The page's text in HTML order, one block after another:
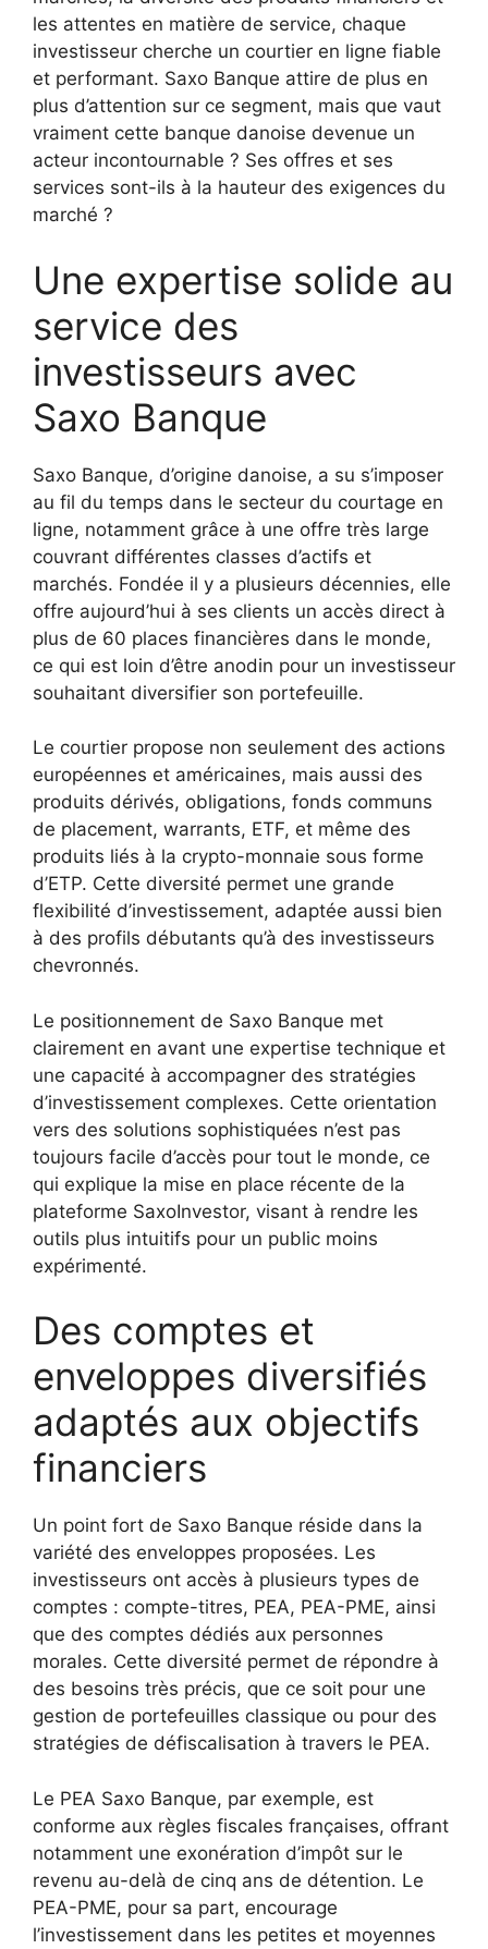
les attentes en matière de service, chaque
investisseur cherche un courtier en ligne fiable
et performant. Saxo Banque attire de plus en
plus d’attention sur ce segment, mais que vaut
vraiment cette banque danoise devenue un
acteur incontournable ? Ses offres et ses
services sont-ils à la hauteur des exigences du
marché ?
Une expertise solide au
service des
investisseurs avec
Saxo Banque
Saxo Banque, d’origine danoise, a su s’imposer
au fil du temps dans le secteur du courtage en
ligne, notamment grâce à une offre très large
couvrant différentes classes d’actifs et
marchés. Fondée il y a plusieurs décennies, elle
offre aujourd’hui à ses clients un accès direct à
plus de 60 places financières dans le monde,
ce qui est loin d’être anodin pour un investisseur
souhaitant diversifier son portefeuille.
Le courtier propose non seulement des actions
européennes et américaines, mais aussi des
produits dérivés, obligations, fonds communs
de placement, warrants, ETF, et même des
produits liés à la crypto-monnaie sous forme
d’ETP. Cette diversité permet une grande
flexibilité d’investissement, adaptée aussi bien
à des profils débutants qu’à des investisseurs
chevronnés.
Le positionnement de Saxo Banque met
clairement en avant une expertise technique et
une capacité à accompagner des stratégies
d’investissement complexes. Cette orientation
vers des solutions sophistiquées n’est pas
toujours facile d’accès pour tout le monde, ce
qui explique la mise en place récente de la
plateforme SaxoInvestor, visant à rendre les
outils plus intuitifs pour un public moins
expérimenté.
Des comptes et
enveloppes diversifiés
adaptés aux objectifs
financiers
Un point fort de Saxo Banque réside dans la
variété des enveloppes proposées. Les
investisseurs ont accès à plusieurs types de
comptes : compte-titres, PEA, PEA-PME, ainsi
que des comptes dédiés aux personnes
morales. Cette diversité permet de répondre à
des besoins très précis, que ce soit pour une
gestion de portefeuilles classique ou pour des
stratégies de défiscalisation à travers le PEA.
Le PEA Saxo Banque, par exemple, est
conforme aux règles fiscales françaises, offrant
notamment une exonération d’impôt sur le
revenu au-delà de cinq ans de détention. Le
PEA-PME, pour sa part, encourage
l’investissement dans les petites et moyennes